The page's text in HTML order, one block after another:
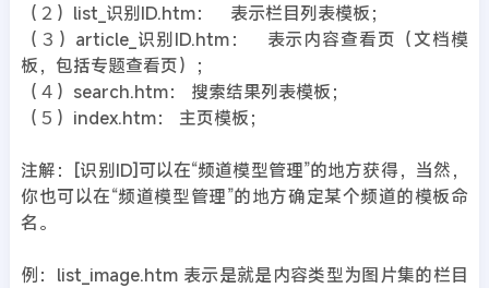
（２）list_识别ID.htm： 表示栏目列表模板；
（３）article_识别ID.htm： 表示内容查看页（文档模
板，包括专题查看页）；
（４）search.htm： 搜索结果列表模板；
（５）index.htm： 主页模板；
注解：[识别ID]可以在“频道模型管理”的地方获得，当然，
你也可以在“频道模型管理”的地方确定某个频道的模板命
名。
例：list_image.htm 表示是就是内容类型为图片集的栏目